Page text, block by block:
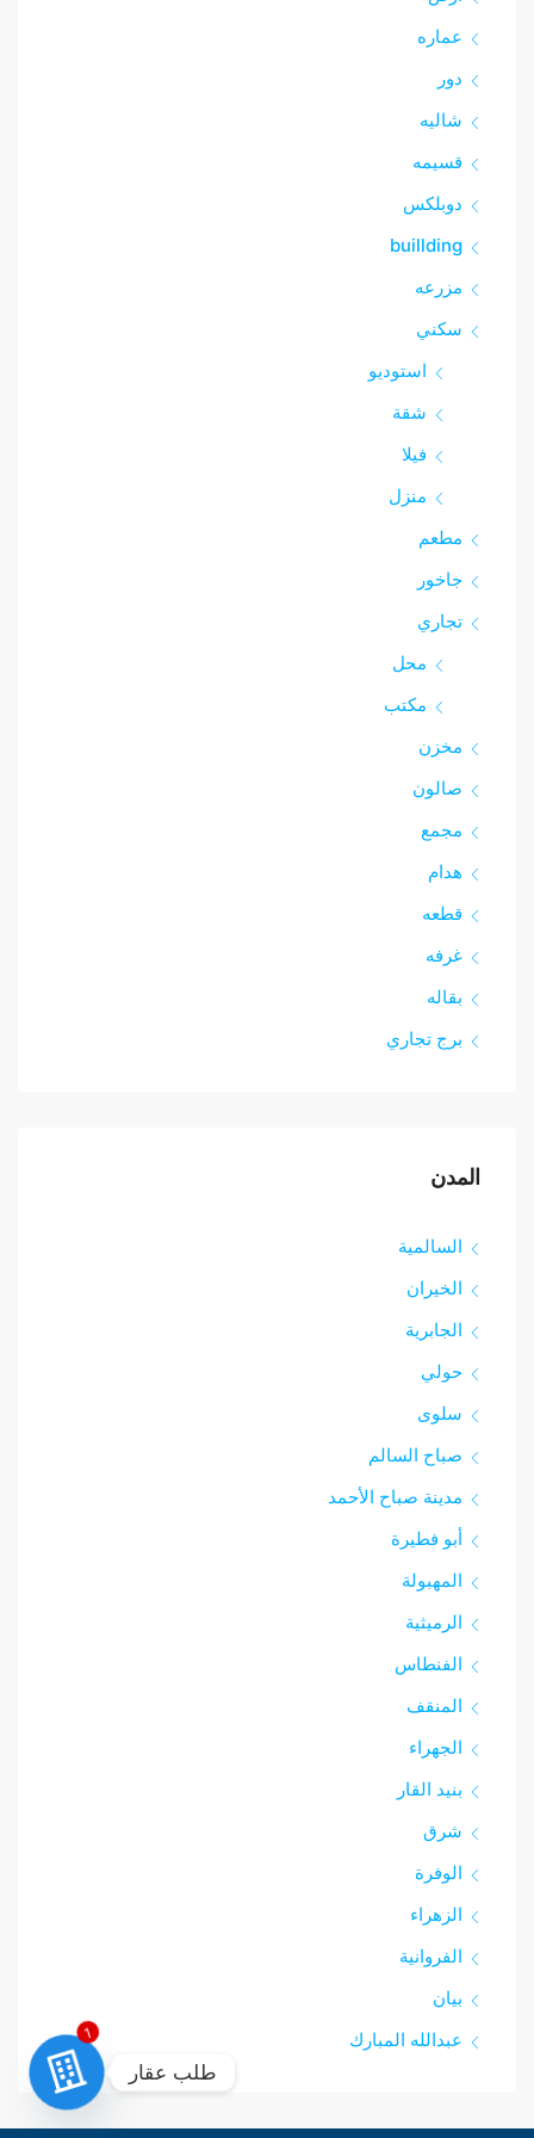
عماره
دور
شاليه
قسيمه
دوبلكس
buillding
مزرعه
سكني
استوديو
شقة
فيلا
منزل
مطعم
جاخور
تجاري
محل
مكتب
مخزن
صالون
مجمع
هدام
قطعه
غرفه
بقاله
برج تجاري
المدن
السالمية
الخيران
الجابرية
حولي
سلوى
صباح السالم
مدينة صباح الأحمد
أبو فطيرة
المهبولة
الرميثية
الفنطاس
المنقف
الجهراء
بنيد القار
شرق‎
الوفرة
الزهراء
الفروانية
بيان
عبدالله المبارك
1
طلب عقار